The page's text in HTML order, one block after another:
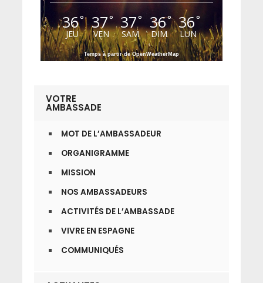
36°
JEU
37°
VEN
37°
SAM
36°
DIM
36°
LUN
Temps à partir de OpenWeatherMap
VOTRE
AMBASSADE
MOT DE L’AMBASSADEUR
ORGANIGRAMME
MISSION
NOS AMBASSADEURS
ACTIVITÉS DE L’AMBASSADE
VIVRE EN ESPAGNE
COMMUNIQUÉS